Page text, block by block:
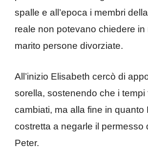
spalle e all’epoca i membri
reale non potevano chiedere in
marito persone divorziate.
All’inizio Elisabeth cercò di
sorella, sostenendo che i tempi
cambiati, ma alla fine in quanto
costretta a negarle il permesso
Peter.